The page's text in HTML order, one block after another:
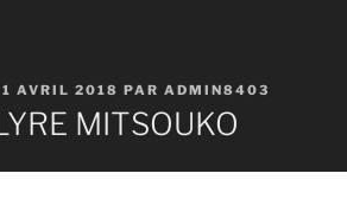
AVRIL 2018 PAR ADMIN8403
MITSOUKO